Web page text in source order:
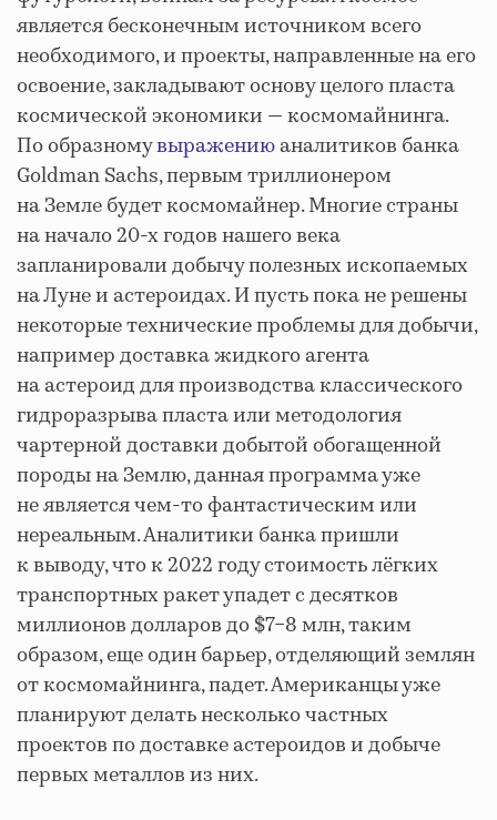
является бесконечным источником всего
необходимого, и проекты, направленные на его
освоение, закладывают основу целого пласта
космической экономики — космомайнинга.
По образномувыражениюаналитиков банка
Goldman Sachs, первым триллионером
на Земле будет космомайнер. Многие страны
на начало 20-х годов нашего века
запланировали добычу полезных ископаемых
на Луне и астероидах. И пусть пока не решены
некоторые технические проблемы для добычи,
например доставка жидкого агента
на астероид для производства классического
гидроразрыва пласта или методология
чартерной доставки добытой обогащенной
породы на Землю, данная программа уже
не является чем-то фантастическим или
нереальным. Аналитики банка пришли
к выводу, что к 2022 году стоимость лёгких
транспортных ракет упадет с десятков
миллионов долларов до $7−8 млн, таким
образом, еще один барьер, отделяющий землян
от космомайнинга, падет. Американцы уже
планируют делать несколько частных
проектов по доставке астероидов и добыче
первых металлов из них.